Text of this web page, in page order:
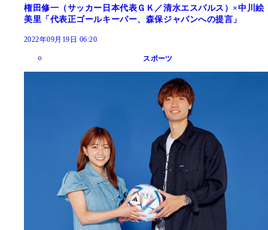
権田修一（サッカー日本代表ＧＫ／清水エスパルス）×中川絵
美里「代表正ゴールキーパー、森保ジャパンへの提言」
2022年09月19日 06:20
スポーツ